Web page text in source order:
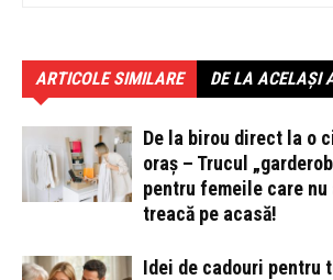
ARTICOLE SIMILARE DE LA ACELAȘI
De la birou direct la o
oraș – Trucul
pentru femeile care nu
treacă pe acasă!
Idei de cadouri pentru